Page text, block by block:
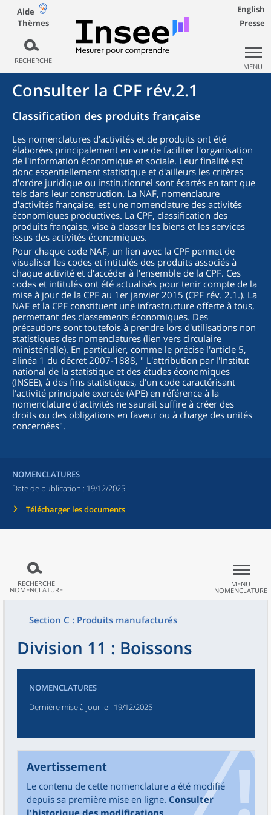
Aide
Thèmes
RECHERCHE
English
Presse
MENU
Consulter la CPF rév.2.1
Classification des produits française
Les nomenclatures d'activités et de produits ont été
élaborées principalement en vue de faciliter l'organisation
de l'information économique et sociale. Leur finalité est
donc essentiellement statistique et d'ailleurs les critères
d'ordre juridique ou institutionnel sont écartés en tant que
tels dans leur construction. La NAF, nomenclature
d'activités française, est une nomenclature des activités
économiques productives. La CPF, classification des
produits française, vise à classer les biens et les services
issus des activités économiques.
Pour chaque code NAF, un lien avec la CPF permet de
visualiser les codes et intitulés des produits associés à
chaque activité et d'accéder à l'ensemble de la CPF. Ces
codes et intitulés ont été actualisés pour tenir compte de la
mise à jour de la CPF au 1er janvier 2015 (CPF rév. 2.1.). La
NAF et la CPF constituent une infrastructure offerte à tous,
permettant des classements économiques. Des
précautions sont toutefois à prendre lors d'utilisations non
statistiques des nomenclatures (lien vers circulaire
ministérielle). En particulier, comme le précise l'article 5,
alinéa 1 du décret 2007-1888, " L'attribution par l'Institut
national de la statistique et des études économiques
(INSEE), à des fins statistiques, d'un code caractérisant
l'activité principale exercée (APE) en référence à la
nomenclature d'activités ne saurait suffire à créer des
droits ou des obligations en faveur ou à charge des unités
concernées".
NOMENCLATURES
Date de publication : 19/12/2025
Télécharger les documents
RECHERCHE
NOMENCLATURE
MENU
NOMENCLATURE
Section C : Produits manufacturés
Division 11 : Boissons
NOMENCLATURES
Dernière mise à jour le : 19/12/2025
Avertissement
Le contenu de cette nomenclature a été modifié
depuis sa première mise en ligne. Consulter
l'historique des modifications